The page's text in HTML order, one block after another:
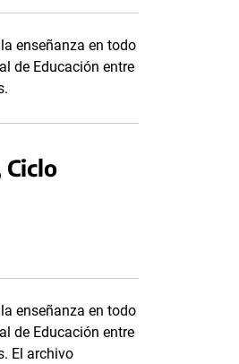
enseñanza en todo
de Educación entre
Ciclo
enseñanza en todo
de Educación entre
El archivo